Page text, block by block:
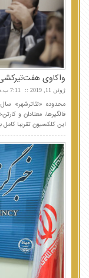
واکاوی هفت‌تیرکشی
ژوئن 11, 2019 7:11 ب.ظ
محدوده «تئاترشهر»
فالگیرها، معتادان و
این کلکسیون تقریبا